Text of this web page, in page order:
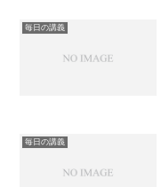
毎日の講義
毎日の講義